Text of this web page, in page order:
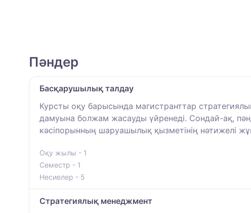
Пәндер
Басқарушылық талдау
Курсты оқу барысында магистранттар
дамуына болжам жасауды үйренеді. Сондай-ақ,
кәсіпорынның шаруашылық қызметінің нәтижелі
Оқу жылы - 1
Семестр - 1
Несиелер - 5
Стратегиялық менеджмент